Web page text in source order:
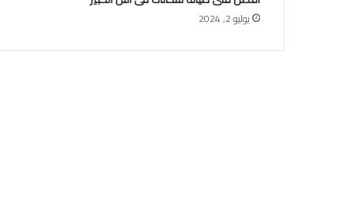
يوليو 2, 2024